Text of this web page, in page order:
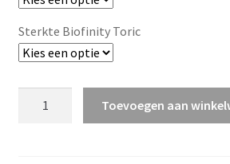
Sterkte Biofinity Toric
Toevoegen aan